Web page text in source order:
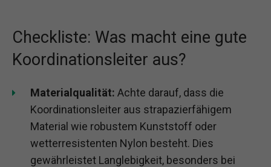
Checkliste: Was macht eine gute
Koordinationsleiter aus?
Materialqualität: Achte darauf, dass die
Koordinationsleiter aus strapazierfähigem
Material wie robustem Kunststoff oder
wetterresistenten Nylon besteht. Dies
gewährleistet Langlebigkeit, besonders bei